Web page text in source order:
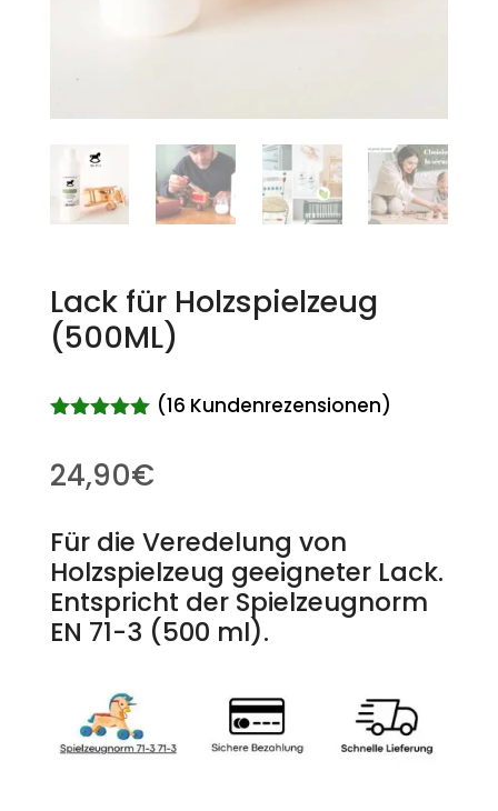
Lack für Holzspielzeug
(500ML)
von 5,
basierend
Kundenbew
ertungen
(16 Kundenrezensionen)
24,90€
Für die Veredelung von
Holzspielzeug geeigneter Lack.
Entspricht der Spielzeugnorm
EN 71-3 (500 ml).